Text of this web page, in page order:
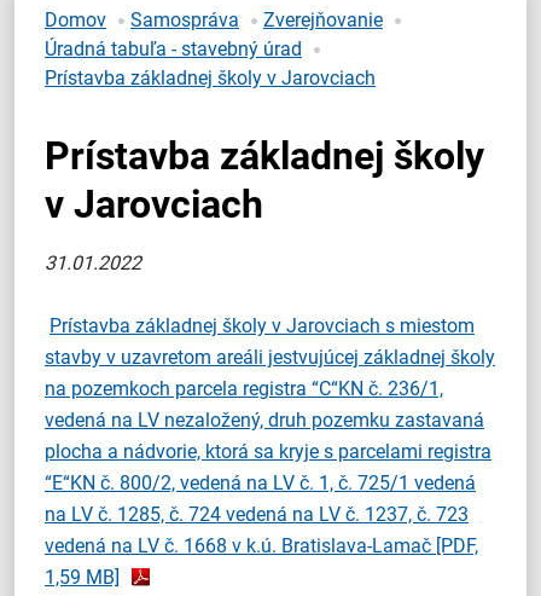
Samospráva
Miestny úrad
Domov Samospráva
Zverejňovanie
Úradná tabuľa - stavebný úrad
Prístavba základnej školy v Jarovciach
Prístavba základnej školy
v Jarovciach
31.01.2022
Prístavba základnej školy v Jarovciach s miestom
stavby v uzavretom areáli jestvujúcej základnej školy
na pozemkoch parcela registra “C“KN č. 236/1,
vedená na LV nezaložený, druh pozemku zastavaná
plocha a nádvorie, ktorá sa kryje s parcelami registra
“E“KN č. 800/2, vedená na LV č. 1, č. 725/1 vedená
na LV č. 1285, č. 724 vedená na LV č. 1237, č. 723
vedená na LV č. 1668 v k.ú. Bratislava-Lamač [PDF,
1,59 MB]